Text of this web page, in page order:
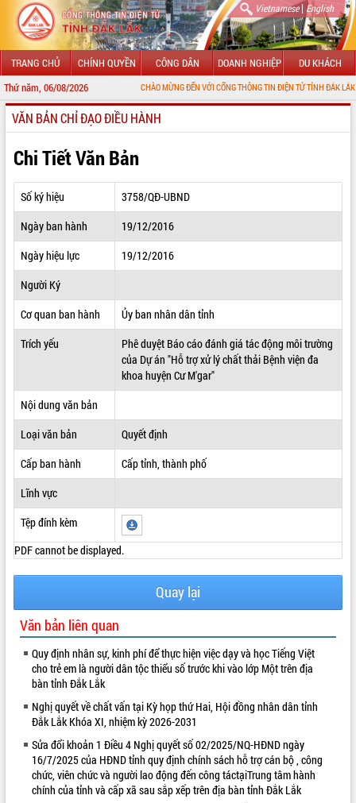
Vietnamese| English
TRANG CHỦ CHÍNH QUYỀN CÔNG DÂN DOANH NGHIỆP DU KHÁCH
Thứ năm, 06/08/2026 CHÀO MỪNG ĐẾN VỚI CỔNG THÔNG TIN ĐIỆN TỬ TỈNH ĐẮK LẮK
GIỚI THIỆU
LÃNH ĐẠO UBND TỈNH
TIN TỨC SỰ KIỆN
SỞ, BAN, NGÀNH
THÔNG TIN CHỈ ĐẠO ĐIỀU HÀNH
HỆ THỐNG VĂN BẢN
VĂN BẢN HĐND TỈNH
QUY HOẠCH - KẾ HOẠCH
VĂN BẢN CHỈ ĐẠO ĐIỀU HÀNH
Chi Tiết Văn Bản
Số ký hiệu
3758/QĐ-UBND
Ngày ban hành
19/12/2016
Ngày hiệu lực
19/12/2016
Người Ký
Cơ quan ban hành
Ủy ban nhân dân tỉnh
Trích yếu
Phê duyệt Báo cáo đánh giá tác động môi trường
của Dự án "Hỗ trợ xử lý chất thải Bệnh viện đa
khoa huyện Cư M'gar"
Nội dung văn bản
Loại văn bản
Quyết định
Cấp ban hành
Cấp tỉnh, thành phố
Lĩnh vực
Tệp đính kèm
PDF cannot be displayed.
Quay lại
Văn bản liên quan
Quy định nhân sự, kinh phí để thực hiện việc dạy và học Tiếng Việt
cho trẻ em là người dân tộc thiểu số trước khi vào lớp Một trên địa
bàn tỉnh Đắk Lắk
Nghị quyết về chất vấn tại Kỳ họp thứ Hai, Hội đồng nhân dân tỉnh
Đắk Lắk Khóa XI, nhiệm kỳ 2026-2031
Sửa đổi khoản 1 Điều 4 Nghị quyết số 02/2025/NQ-HĐND ngày
16/7/2025 của HĐND tỉnh quy định chính sách hỗ trợ cán bộ , công
chức, viên chức và người lao động đến công táctạiTrung tâm hành
chính của tỉnh và cấp xã sau sắp xếp trên địa bàn tỉnh Đắk Lắk